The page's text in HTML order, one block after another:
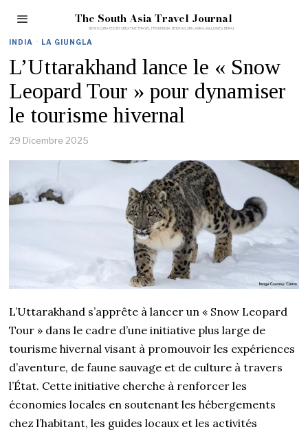
The South Asia Travel Journal
INDIA · LA GIUNGLA
L’Uttarakhand lance le « Snow
Leopard Tour » pour dynamiser
le tourisme hivernal
29 Dicembre 2025
L’Uttarakhand s’apprête à lancer un « Snow Leopard
Tour » dans le cadre d’une initiative plus large de
tourisme hivernal visant à promouvoir les expériences
d’aventure, de faune sauvage et de culture à travers
l’État. Cette initiative cherche à renforcer les
économies locales en soutenant les hébergements
chez l’habitant, les guides locaux et les activités